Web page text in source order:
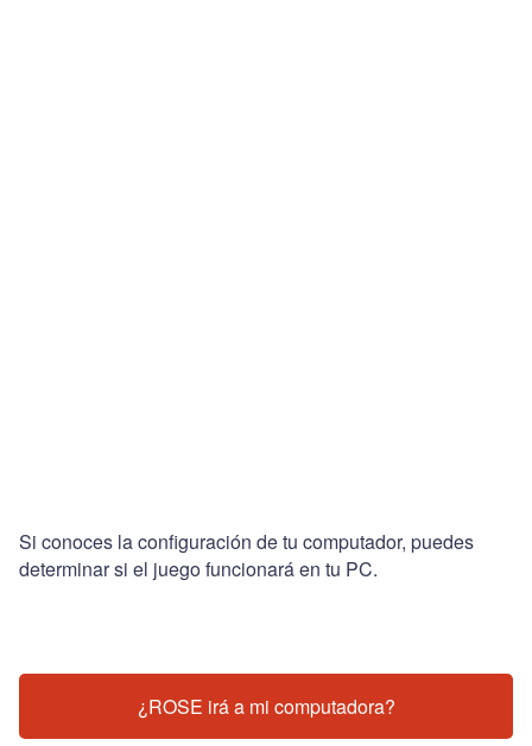
Si conoces la configuración de tu computador, puedes
determinar si el juego funcionará en tu PC.
¿ROSE irá a mi computadora?